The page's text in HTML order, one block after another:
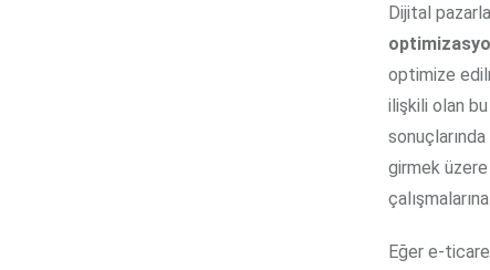
Dijital
optimize
ilişkili olan
girmek
Eğer e-